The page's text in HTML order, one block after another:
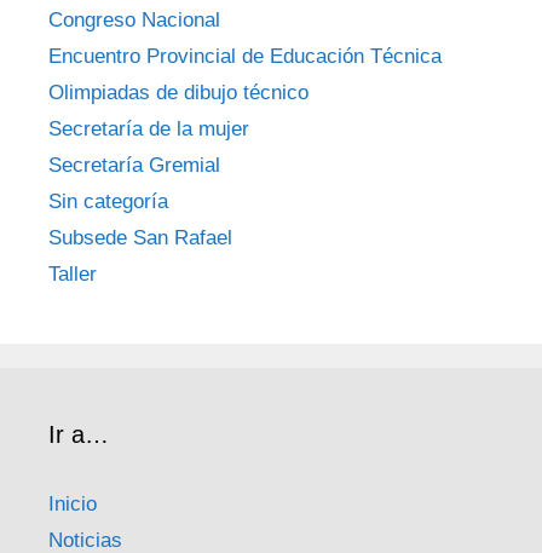
Congreso Nacional
Encuentro Provincial de Educación Técnica
Olimpiadas de dibujo técnico
Secretaría de la mujer
Secretaría Gremial
Sin categoría
Subsede San Rafael
Taller
Ir a…
Inicio
Noticias